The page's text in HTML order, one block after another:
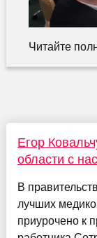
Читайте
Егор
области с
В
лучших
приурочено к